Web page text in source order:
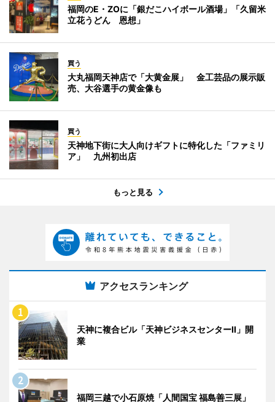
福岡のE・ZOに「銀だこハイボール酒場」「久留米
立花うどん 恩想」
買う
大丸福岡天神店で「大黄金展」 金工芸品の展示販
売、大谷選手の黄金像も
買う
天神地下街に大人向けギフトに特化した「ファミリ
ア」 九州初出店
もっと見る
アクセスランキング
天神に複合ビル「天神ビジネスセンターII」開
業
福岡三越で小石原焼「人間国宝 福島善三展」